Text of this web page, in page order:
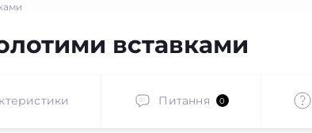
вставками
Питання 0